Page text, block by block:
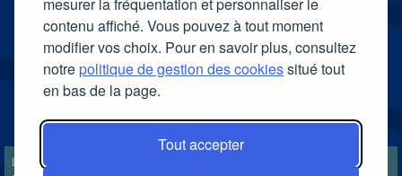
contenu affiché. Vous pouvez à tout moment
modifier vos choix. Pour en savoir plus, consultez
notrepolitique de gestion des cookiessitué tout
en bas de la page.
Tout accepter
Carte cadeau spa Vichy
Carte cadeau spa Bagnoles-de-l'Orne
Carte cadeau spa Saubusse
Carte cadeau spa Châtel-Guyon
LesCuristes.fr participe et est conforme à l'ensemble des